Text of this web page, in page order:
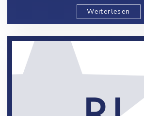
Weiterlesen